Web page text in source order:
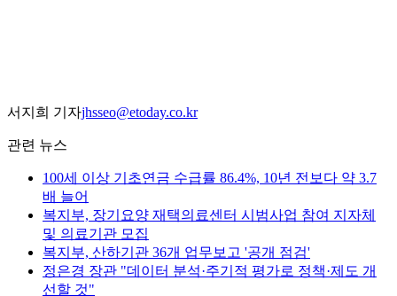
서지희 기자jhsseo@etoday.co.kr
관련 뉴스
100세 이상 기초연금 수급률 86.4%, 10년 전보다 약 3.7
배 늘어
복지부, 장기요양 재택의료센터 시범사업 참여 지자체
및 의료기관 모집
복지부, 산하기관 36개 업무보고 '공개 점검'
정은경 장관 "데이터 분석·주기적 평가로 정책·제도 개
선할 것"